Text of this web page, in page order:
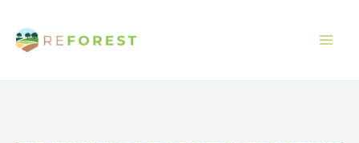
tartalomra